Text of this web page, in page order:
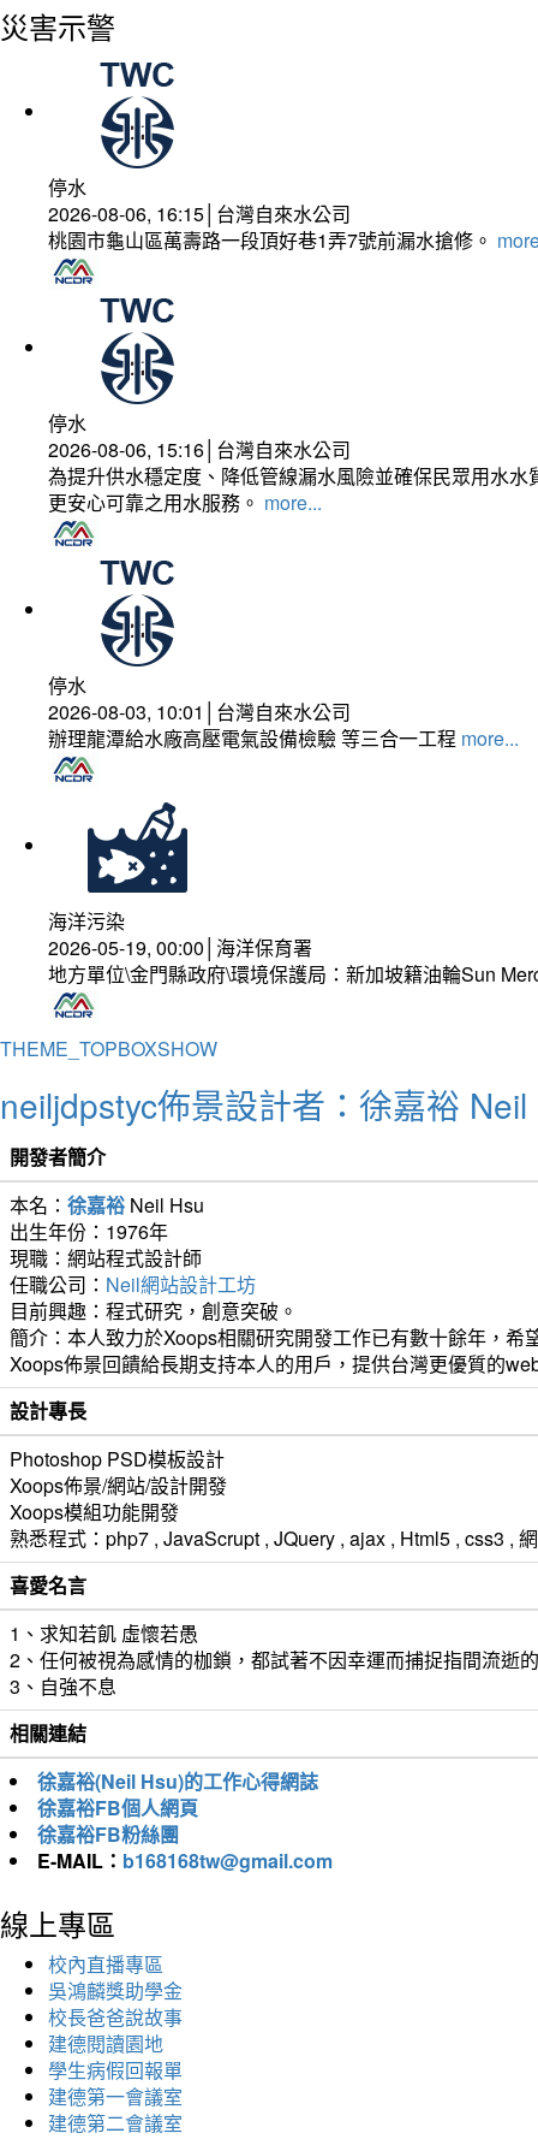
災害示警
停水
2026-08-06, 16:15│台灣自來水公司
桃園市龜山區萬壽路一段頂好巷1弄7號前漏水搶修。
停水
2026-08-06, 15:16│台灣自來水公司
為提升供水穩定度、降低管線漏水風險並確保民眾用水
更安心可靠之用水服務。 more...
停水
2026-08-03, 10:01│台灣自來水公司
辦理龍潭給水廠高壓電氣設備檢驗 等三合一工程 more...
海洋污染
2026-05-19, 00:00│海洋保育署
地方單位\金門縣政府\環境保護局：新加坡籍油輪Sun
THEME_TOPBOXSHOW
neiljdpstyc佈景設計者：徐嘉裕
開發者簡介
本名： 徐嘉裕 Neil Hsu
出生年份：1976年
現職：網站程式設計師
任職公司： Neil網站設計工坊
目前興趣：程式研究，創意突破。
簡介：本人致力於Xoops相關研究開發工作已有數十餘年，
Xoops佈景回饋給長期支持本人的用戶，提供台灣更優質的
設計專長
Photoshop PSD模板設計
Xoops佈景/網站/設計開發
Xoops模組功能開發
熟悉程式：php7 , JavaScrupt , JQuery , ajax , Html5 , css3 ,
喜愛名言
1、求知若飢 虛懷若愚
2、任何被視為感情的枷鎖，都試著不因幸運而捕捉指間流逝
3、自強不息
相關連結
徐嘉裕(Neil Hsu)的工作心得網誌
徐嘉裕FB個人網頁
徐嘉裕FB粉絲團
E-MAIL： b168168tw@gmail.com
線上專區
校內直播專區
吳鴻麟獎助學金
校長爸爸說故事
建德閱讀園地
學生病假回報單
建德第一會議室
建德第二會議室